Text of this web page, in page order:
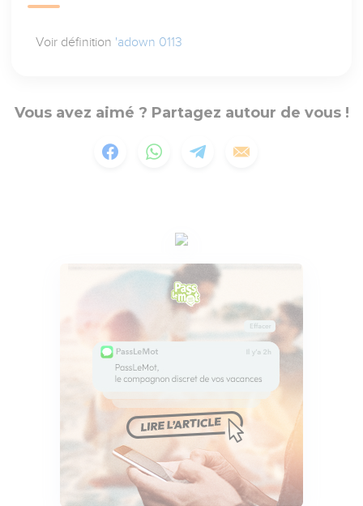
Voir définition 'adown 0113
Vous avez aimé ? Partagez autour de vous !